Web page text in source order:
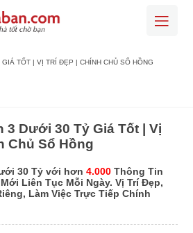
GIÁ TỐT | VỊ TRÍ ĐẸP | CHÍNH CHỦ SỔ HỒNG
3 Dưới 30 Tỷ Giá Tốt | Vị
Chủ Sổ Hồng
30 Tỷ với hơn4.000 Thông Tin
Liên Tục Mỗi Ngày. Vị Trí Đẹp,
Làm Việc Trực Tiếp Chính